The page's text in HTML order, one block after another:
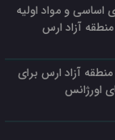
اساسی و مواد اولیه
آزاد ارس
آزاد ارس برای
اورژانس